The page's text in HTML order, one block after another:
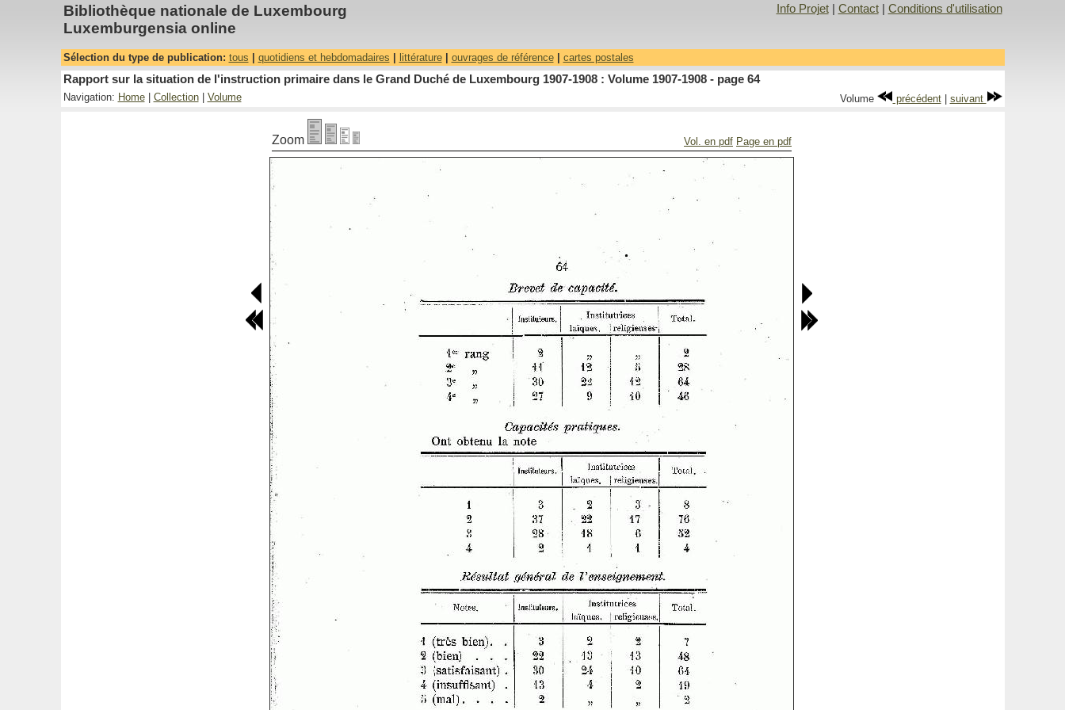
Bibliothèque nationale de Luxembourg
Luxemburgensia online
Info Projet| Contact| Conditions d'utilisation
Sélection du type de publication: tous quotidiens et hebdomadaires littérature| ouvrages de référence| cartes postales
Rapport sur la situation de l'instruction primaire dans le Grand Duché de Luxembourg 1907-1908 : Volume 1907-1908 - page 64
Navigation: Home| Collection| Volume Volume précédent| suivant
Zoom Vol. en pdf Page en pdf